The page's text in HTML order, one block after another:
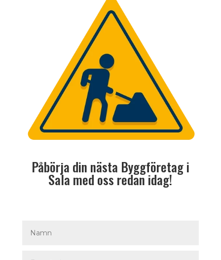
Påbörja din nästa Byggföretag i
Sala med oss redan idag!